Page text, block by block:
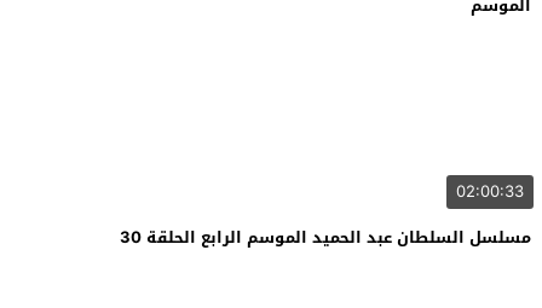
02:00:33
مسلسل السلطان عبد الحميد الموسم الرابع الحلقة 30